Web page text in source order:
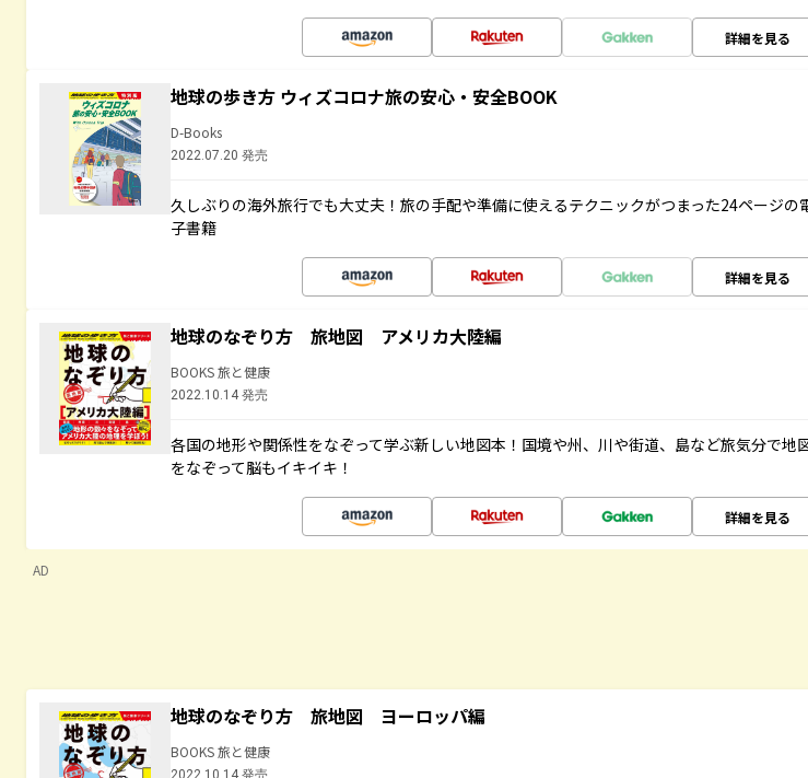
詳細を見る
地球の歩き方 ウィズコロナ旅の安心・安全BOOK
D-Books
2022.07.20 発売
久しぶりの海外旅行でも大丈夫！旅の手配や準備に使えるテクニックがつまった24ページの
子書籍
詳細を見る
地球のなぞり方 旅地図 アメリカ大陸編
BOOKS 旅と健康
2022.10.14 発売
各国の地形や関係性をなぞって学ぶ新しい地図本！国境や州、川や街道、島など旅気分で地
をなぞって脳もイキイキ！
詳細を見る
AD
地球のなぞり方 旅地図 ヨーロッパ編
BOOKS 旅と健康
2022.10.14 発売